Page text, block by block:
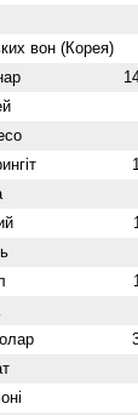
вон (Корея)